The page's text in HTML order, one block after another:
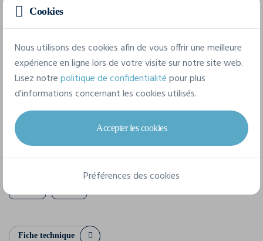
Grammage
155 g/m²
Composition
100% coton biologique filé et peigné
8 tailles disponibles
XXS XS S M L XL
Fiche technique
Cookies
Nous utilisons des cookies afin de vous offrir une meilleure
expérience en ligne lors de votre visite sur notre site web.
Lisez notrepolitique de confidentialitépour plus
d'informations concernant les cookies utilisés.
Accepter les cookies
Préférences des cookies